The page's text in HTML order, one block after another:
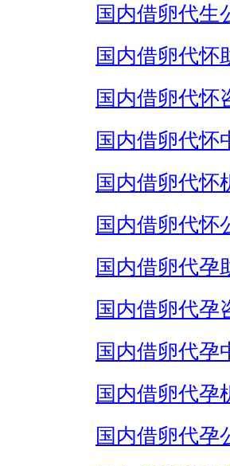
国内借卵代生
国内借卵代怀
国内借卵代怀
国内借卵代怀
国内借卵代怀
国内借卵代怀
国内借卵代孕
国内借卵代孕
国内借卵代孕
国内借卵代孕
国内借卵代孕